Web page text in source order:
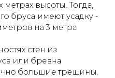
метрах высоты. Тогда,
бруса имеют усадку -
на 3 метра
стен из
или бревна
большие трещины.